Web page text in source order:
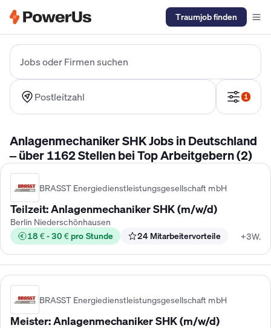
Traumjob finden
Jobs oder Firmen suchen
Postleitzahl 1
Anlagenmechaniker SHK Jobs in Deutschland
– über 1162 Stellen bei Top Arbeitgebern (2)
BRASST Energiedienstleistungsgesellschaft mbH
Teilzeit: Anlagenmechaniker SHK (m/w/d)
Berlin Niederschönhausen
18 € - 30 € pro Stunde
24 Mitarbeitervorteile +3W.
BRASST Energiedienstleistungsgesellschaft mbH
Meister: Anlagenmechaniker SHK (m/w/d)